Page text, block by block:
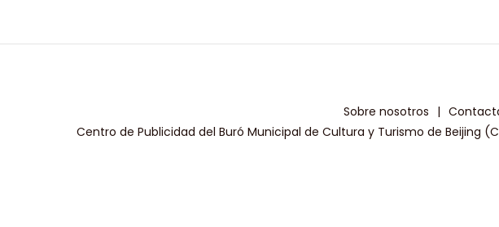
Sobre nosotros |
Centro de Publicidad del Buró Municipal de Cultura y Turismo de Beijing